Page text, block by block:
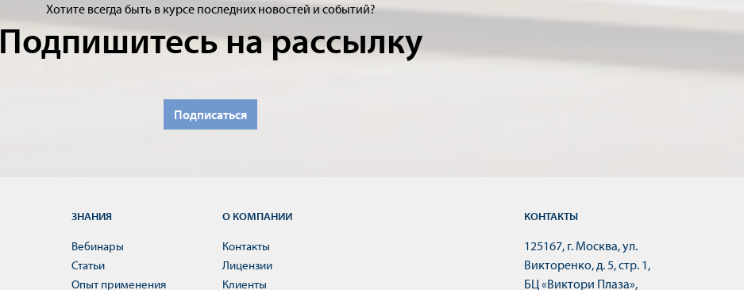
Хотите всегда быть в курсе последних новостей и событий?
Подпишитесь на рассылку
Подписаться
ЗНАНИЯ
Вебинары
Статьи
Опыт применения
О КОМПАНИИ
Контакты
Лицензии
Клиенты
КОНТАКТЫ
125167, г. Москва, ул.
Викторенко, д. 5, стр. 1,
БЦ «Виктори Плаза»,